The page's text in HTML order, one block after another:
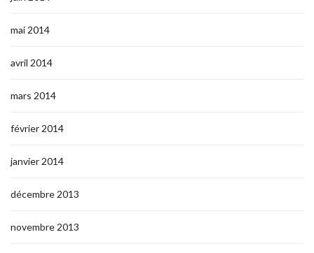
mai 2014
avril 2014
mars 2014
février 2014
janvier 2014
décembre 2013
novembre 2013